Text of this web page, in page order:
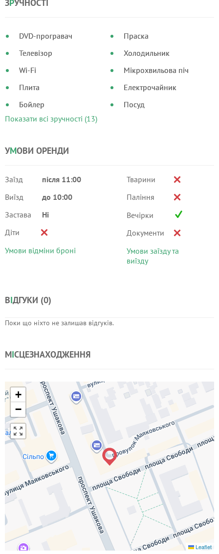
ЗРУЧНОСТІ
DVD-програвач
Телевізор
Wi-Fi
Плита
Бойлер
Праска
Холодильник
Мікрохвильова піч
Електрочайник
Посуд
Показати всі зручності (13)
УМОВИ ОРЕНДИ
Заїзд
після 11:00
Виїзд
до 10:00
Застава
Ні
Діти
Умови відміни броні
Тварини
Паління
Вечірки
Документи
Умови заїзду та
виїзду
ВІДГУКИ (0)
Поки що ніхто не залишав відгуків.
МІСЦЕЗНАХОДЖЕННЯ
+
−
Leaflet